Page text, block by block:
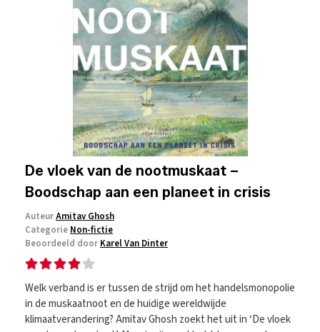
De vloek van de nootmuskaat –
Boodschap aan een planeet in crisis
AuteurAmitav Ghosh
Categorie Non-fictie
Beoordeeld door Karel Van Dinter
Welk verband is er tussen de strijd om het handelsmonopolie
in de muskaatnoot en de huidige wereldwijde
klimaatverandering? Amitav Ghosh zoekt het uit in ‘De vloek